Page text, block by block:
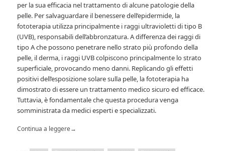
per la sua efficacia nel trattamento di alcune patologie della
pelle. Per salvaguardare il benessere dell’epidermide, la
fototerapia utilizza principalmente i raggi ultravioletti di tipo B
(UVB), responsabili dell’abbronzatura. A differenza dei raggi di
tipo A che possono penetrare nello strato più profondo della
pelle, il derma, i raggi UVB colpiscono principalmente lo strato
superficiale, provocando meno danni. Replicando gli effetti
positivi dell’esposizione solare sulla pelle, la fototerapia ha
dimostrato di essere un trattamento medico sicuro ed efficace.
Tuttavia, è fondamentale che questa procedura venga
somministrata da medici esperti e specializzati.
Continua a leggere→